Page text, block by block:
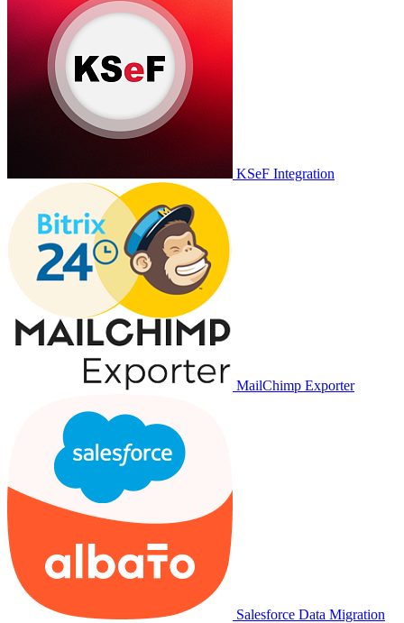
KSeF Integration
MailChimp Exporter
Salesforce Data Migration